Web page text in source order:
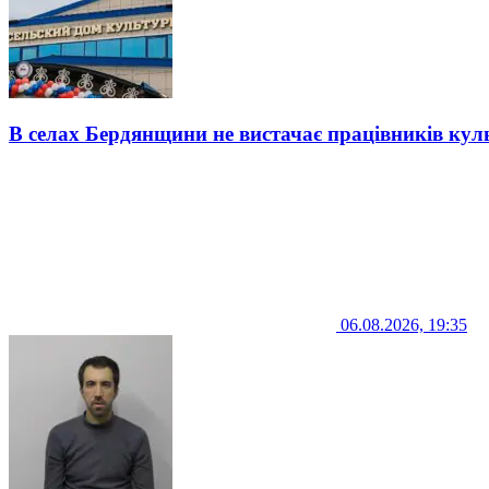
В селах Бердянщини не вистачає працівників
06.08.2026, 19:35